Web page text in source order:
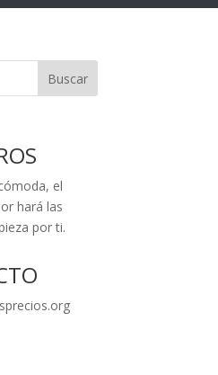
Buscar
el
hará las
por ti.